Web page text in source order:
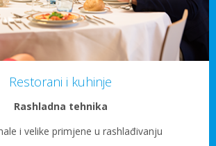
Restorani i kuhinje
Rashladna tehnika
i velike primjene u rashlađivanju